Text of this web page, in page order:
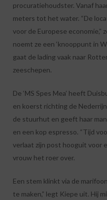
procuratiehoudster. Vanaf
meters tot het water. “De
voor de Europese economie,”
noemt ze een ‘knooppunt in
gaat de lading vaak naar
zeeschepen.
De ‘MS Spes Mea’ heeft
en koerst richting de
de stuurhut en geeft haar
en een kop espresso. “Tijd
verlaat zijn post hooguit voor
vrouw het roer over.
Een stem klinkt via de
te maken,” legt Kiepe uit. Hij